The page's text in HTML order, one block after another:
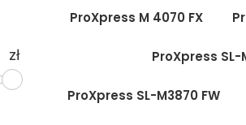
ProXpress M 4070 FX
ProXpress SL-
ProXpress SL-M3870 FW
zł